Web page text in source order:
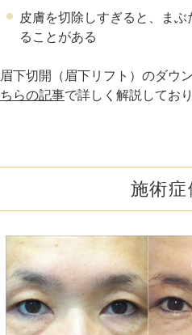
皮膚を切除しすぎると、ま
ることがある
眉下切開（眉下リフト）のダウ
ちらの記事で詳しく解説しており
施術症